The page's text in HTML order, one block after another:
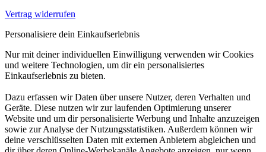
Vertrag widerrufen
Personalisiere dein Einkaufserlebnis
Nur mit deiner individuellen Einwilligung verwenden wir Cookies
und weitere Technologien, um dir ein personalisiertes
Einkaufserlebnis zu bieten.
Dazu erfassen wir Daten über unsere Nutzer, deren Verhalten und
Geräte. Diese nutzen wir zur laufenden Optimierung unserer
Website und um dir personalisierte Werbung und Inhalte anzuzeigen
sowie zur Analyse der Nutzungsstatistiken. Außerdem können wir
deine verschlüsselten Daten mit externen Anbietern abgleichen und